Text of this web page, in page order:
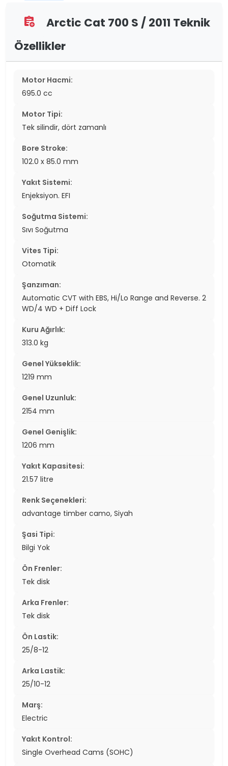
assignment_add
Arctic Cat 700 S / 2011 Teknik
Özellikler
Motor Hacmi:
695.0 cc
Motor Tipi:
Tek silindir, dört zamanlı
Bore Stroke:
102.0 x 85.0 mm
Yakıt Sistemi:
Enjeksiyon. EFI
Soğutma Sistemi:
Sıvı Soğutma
Vites Tipi:
Otomatik
Şanzıman:
Automatic CVT with EBS, Hi/Lo Range and Reverse. 2
WD/4 WD + Diff Lock
Kuru Ağırlık:
313.0 kg
Genel Yükseklik:
1219 mm
Genel Uzunluk:
2154 mm
Genel Genişlik:
1206 mm
Yakıt Kapasitesi:
21.57 litre
Renk Seçenekleri:
advantage timber camo, Siyah
Şasi Tipi:
Bilgi Yok
Ön Frenler:
Tek disk
Arka Frenler:
Tek disk
Ön Lastik:
25/8-12
Arka Lastik:
25/10-12
Marş:
Electric
Yakıt Kontrol:
Single Overhead Cams (SOHC)